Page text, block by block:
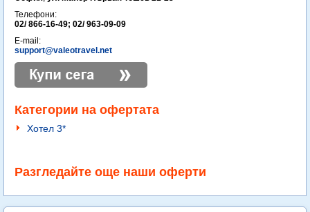
Телефони:
02/ 866-16-49; 02/ 963-09-09
E-mail:
support@valeotravel.net
Категории на офертата
Хотел 3*
Разгледайте още наши оферти